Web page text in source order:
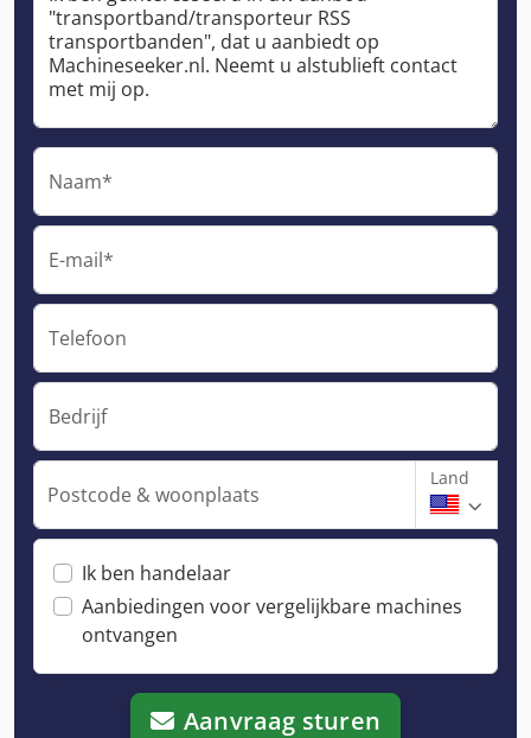
Naam*
E-mail*
Telefoon
Bedrijf
Postcode & woonplaats
Land
Ik ben handelaar
Aanbiedingen voor vergelijkbare machines
ontvangen
Aanvraag sturen